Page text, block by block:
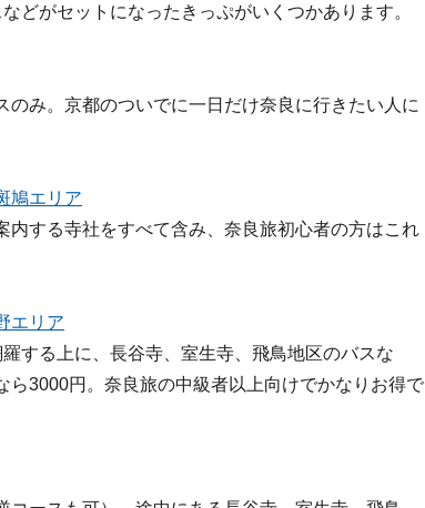
どがセットになったきっぷがいくつかあります。
み。京都のついでに一日だけ奈良に行きたい人に
鳩エリア
内する寺社をすべて含み、奈良旅初心者の方はこれ
エリア
する上に、長谷寺、室生寺、飛鳥地区のバスな
3000円。奈良旅の中級者以上向けでかなりお得で